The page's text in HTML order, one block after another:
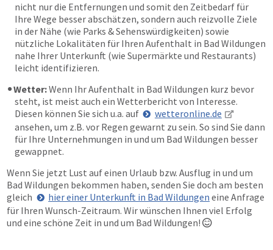
nicht nur die Entfernungen und somit den Zeitbedarf für
Ihre Wege besser abschätzen, sondern auch reizvolle Ziele
in der Nähe (wie Parks & Sehenswürdigkeiten) sowie
nützliche Lokalitäten für Ihren Aufenthalt in Bad Wildungen
nahe Ihrer Unterkunft (wie Supermärkte und Restaurants)
leicht identifizieren.
Wetter:Wenn Ihr Aufenthalt in Bad Wildungen kurz bevor
steht, ist meist auch ein Wetterbericht von Interesse.
Diesen können Sie sich u.a. auf
wetteronline.de
ansehen, um z.B. vor Regen gewarnt zu sein. So sind Sie dann
für Ihre Unternehmungen in und um Bad Wildungen besser
gewappnet.
Wenn Sie jetzt Lust auf einen Urlaub bzw. Ausflug in und um
Bad Wildungen bekommen haben, senden Sie doch am besten
gleich
hier einer Unterkunft in Bad Wildungen eine Anfrage
für Ihren Wunsch-Zeitraum. Wir wünschen Ihnen viel Erfolg
und eine schöne Zeit in und um Bad Wildungen! 